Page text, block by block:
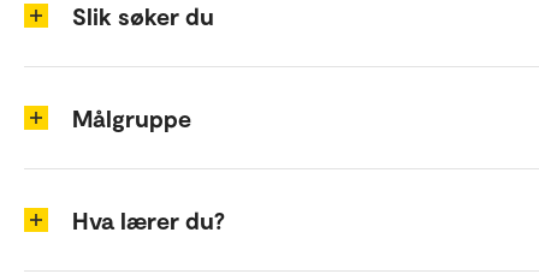
Slik søker du
Målgruppe
Hva lærer du?